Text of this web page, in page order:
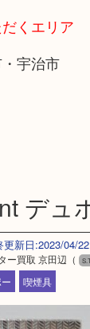
くエリア
宇治市
デュ
新日:2023/04/22
ー買取 京田辺（
喫煙具